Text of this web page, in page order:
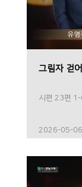
그림자 걷
시편 23편 1-
2026-05-06